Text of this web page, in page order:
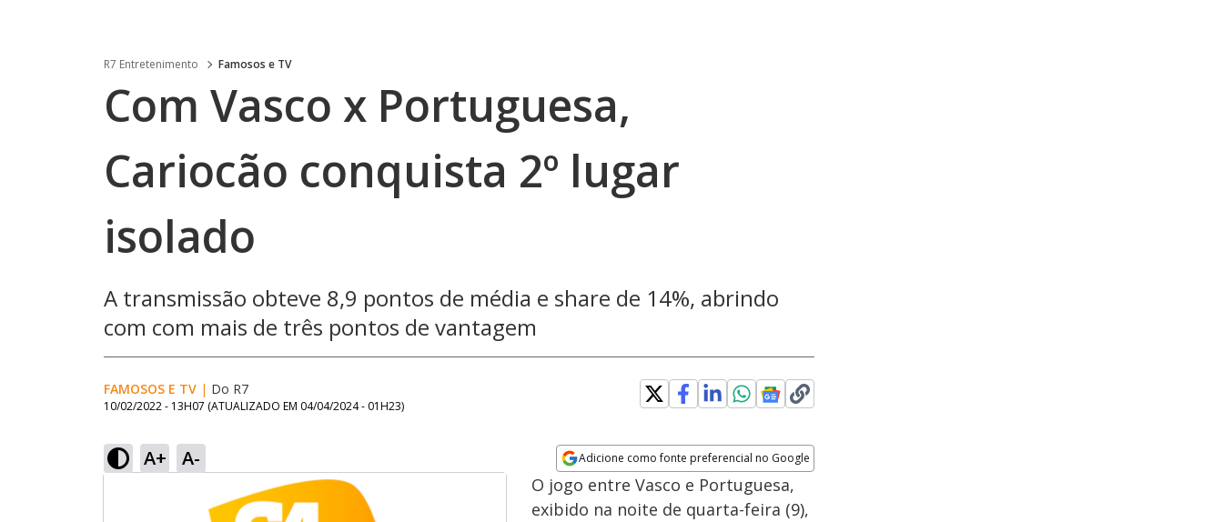
R7 Entretenimento Famosos e TV
Com Vasco x Portuguesa,
Cariocão conquista 2º lugar
isolado
A transmissão obteve 8,9 pontos de média e share de 14%, abrindo
com com mais de três pontos de vantagem
FAMOSOS E TV | Do R7
10/02/2022 - 13H07 (ATUALIZADO EM 04/04/2024 - 01H23)
A+ A- Adicione como fonte preferencial no Google
Opens in new window
O jogo entre Vasco e Portuguesa,
exibido na noite de quarta-feira (9),